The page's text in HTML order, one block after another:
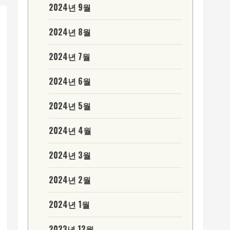
2024년 9월
2024년 8월
2024년 7월
2024년 6월
2024년 5월
2024년 4월
2024년 3월
2024년 2월
2024년 1월